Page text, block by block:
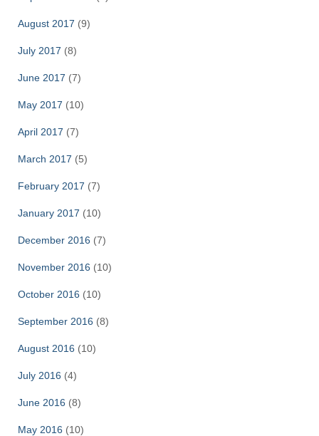
August 2017 (9)
July 2017 (8)
June 2017 (7)
May 2017 (10)
April 2017 (7)
March 2017 (5)
February 2017 (7)
January 2017 (10)
December 2016 (7)
November 2016 (10)
October 2016 (10)
September 2016 (8)
August 2016 (10)
July 2016 (4)
June 2016 (8)
May 2016 (10)